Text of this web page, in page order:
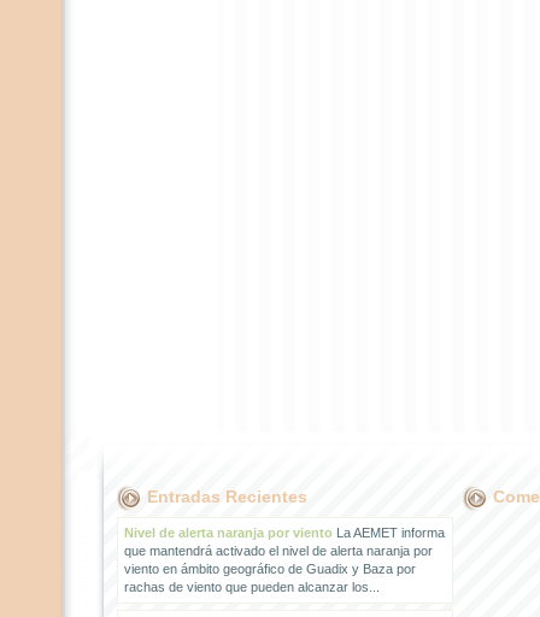
Entradas Recientes
Nivel de alerta naranja por vientoLa AEMET informa
que mantendrá activado el nivel de alerta naranja por
viento en ámbito geográfico de Guadix y Baza por
rachas de viento que pueden alcanzar los...